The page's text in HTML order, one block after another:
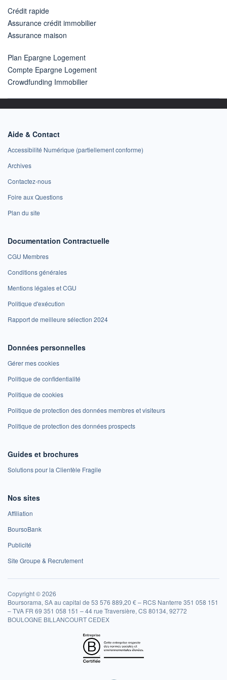
Crédit rapide
Assurance crédit immobilier
Assurance maison
Plan Epargne Logement
Compte Epargne Logement
Crowdfunding Immobilier
Aide & Contact
Accessibilité Numérique (partiellement conforme)
Archives
Contactez-nous
Foire aux Questions
Plan du site
Documentation Contractuelle
CGU Membres
Conditions générales
Mentions légales et CGU
Politique d'exécution
Rapport de meilleure sélection 2024
Données personnelles
Gérer mes cookies
Politique de confidentialité
Politique de cookies
Politique de protection des données membres et visiteurs
Politique de protection des données prospects
Guides et brochures
Solutions pour la Clientèle Fragile
Nos sites
Affiliation
BoursoBank
Publicité
Site Groupe & Recrutement
Copyright © 2026
Boursorama, SA au capital de 53 576 889,20 € – RCS Nanterre 351 058 151
– TVA FR 69 351 058 151 – 44 rue Traversière, CS 80134, 92772
BOULOGNE BILLANCOURT CEDEX